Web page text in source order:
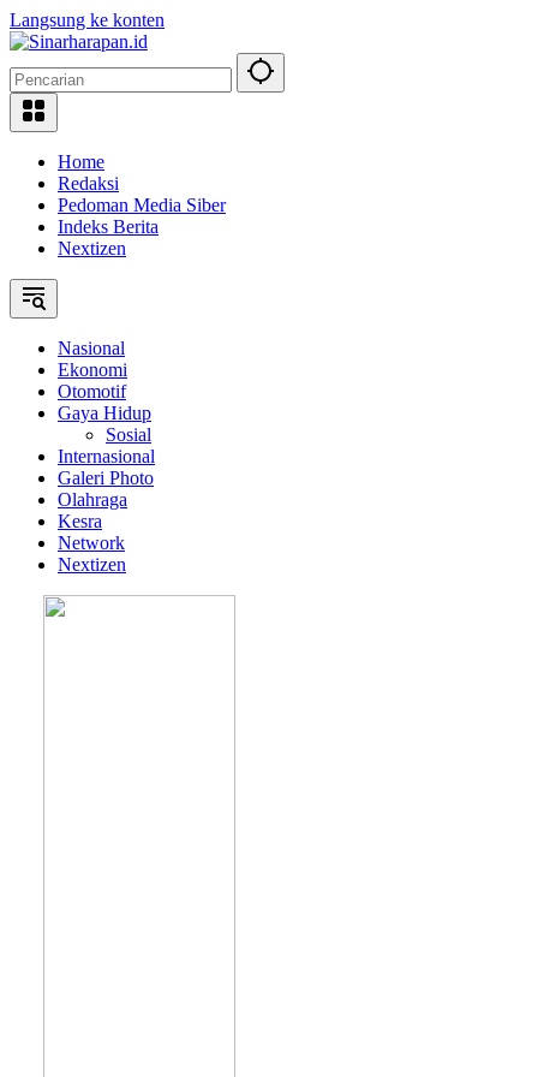
Langsung ke konten
Home
Redaksi
Pedoman Media Siber
Indeks Berita
Nextizen
Nasional
Ekonomi
Otomotif
Gaya Hidup
Sosial
Internasional
Galeri Photo
Olahraga
Kesra
Network
Nextizen